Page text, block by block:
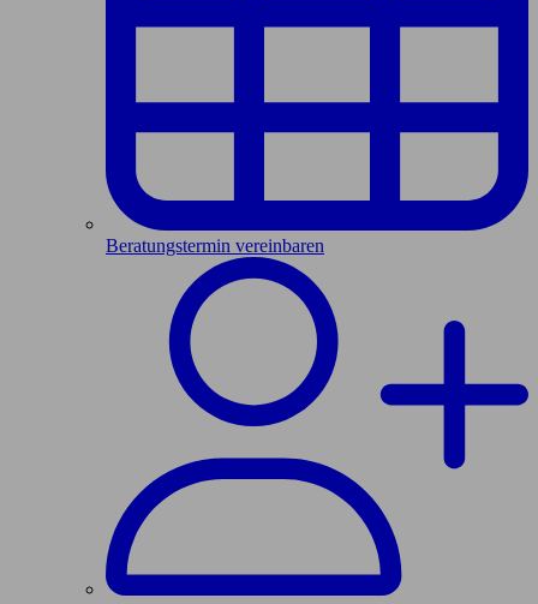
Beratungstermin vereinbaren